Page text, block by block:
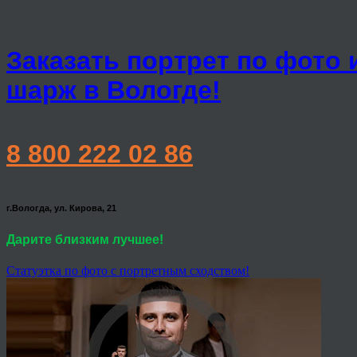
Заказать портрет по фото
шарж в Вологде!
8 800 222 02 86
г.Вологда, ул. Кирова, 21
Дарите близким лучшее!
Статуэтка по фото с портретным сходством!